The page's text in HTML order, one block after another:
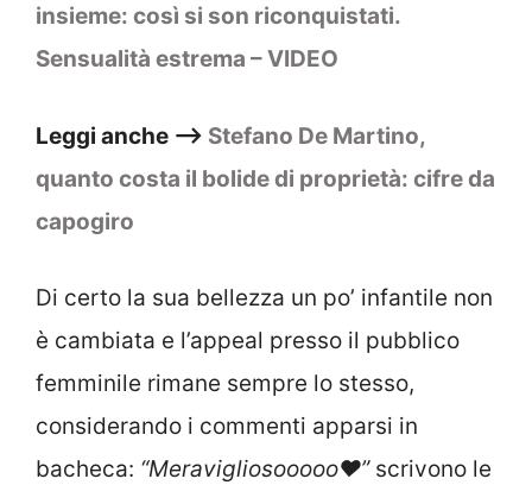
insieme: così si son riconquistati.
Sensualità estrema – VIDEO
Leggi anche –> Stefano De Martino,
quanto costa il bolide di proprietà: cifre da
capogiro
Di certo la sua bellezza un po’ infantile non
è cambiata e l’appeal presso il pubblico
femminile rimane sempre lo stesso,
considerando i commenti apparsi in
bacheca: “Meravigliosooooo❤️”scrivono le